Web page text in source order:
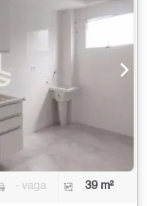
- vaga 39 m²